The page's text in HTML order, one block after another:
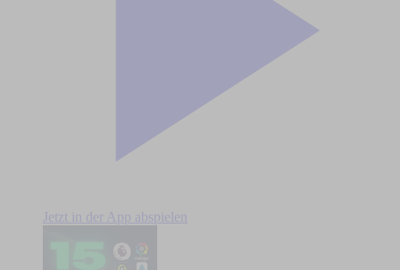
Jetzt in der App abspielen